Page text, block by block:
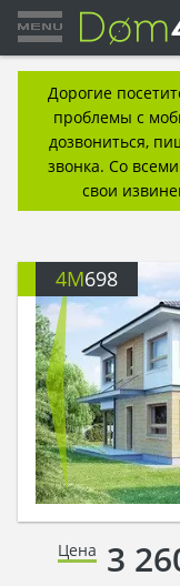
Дорогие
проблемы с
дозвониться,
звонка. Со
свои
4M698
Цена 3